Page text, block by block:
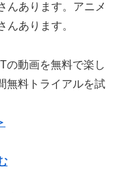
んあります。アニメ
んあります。
の動画を無料で楽し
無料トライアルを試